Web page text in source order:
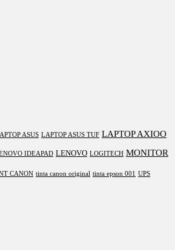
ASUS LAPTOP ASUS TUF LAPTOP AXIOO
IDEAPAD LENOVO LOGITECH MONITOR
CANON tinta canon original tinta epson 001 UPS